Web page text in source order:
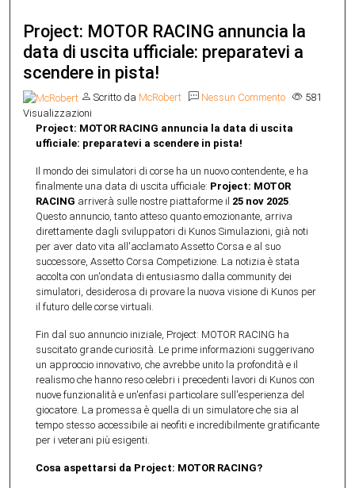
Project: MOTOR RACING annuncia la
data di uscita ufficiale: preparatevi a
scendere in pista!
Scritto da McRobert Nessun Commento
581
Visualizzazioni
Project: MOTOR RACING annuncia la data di uscita
ufficiale: preparatevi a scendere in pista!
Il mondo dei simulatori di corse ha un nuovo contendente, e ha
finalmente una data di uscita ufficiale: Project: MOTOR
RACING arriverà sulle nostre piattaforme il 25 nov 2025
Questo annuncio, tanto atteso quanto emozionante, arriva
direttamente dagli sviluppatori di Kunos Simulazioni, già noti
per aver dato vita all'acclamato Assetto Corsa e al suo
successore, Assetto Corsa Competizione. La notizia è stata
accolta con un'ondata di entusiasmo dalla community dei
simulatori, desiderosa di provare la nuova visione di Kunos per
il futuro delle corse virtuali.
Fin dal suo annuncio iniziale, Project: MOTOR RACING ha
suscitato grande curiosità. Le prime informazioni suggerivano
un approccio innovativo, che avrebbe unito la profondità e il
realismo che hanno reso celebri i precedenti lavori di Kunos con
nuove funzionalità e un'enfasi particolare sull'esperienza del
giocatore. La promessa è quella di un simulatore che sia al
tempo stesso accessibile ai neofiti e incredibilmente gratificante
per i veterani più esigenti.
Cosa aspettarsi da Project: MOTOR RACING?